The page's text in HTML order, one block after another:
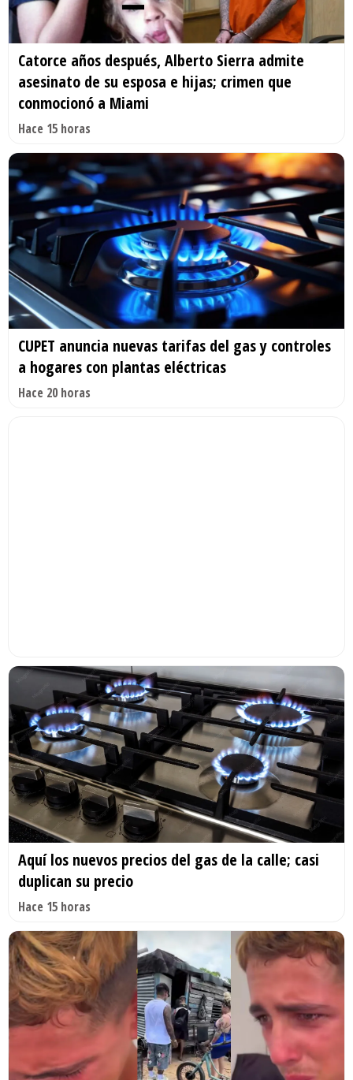
Catorce años después, Alberto Sierra admite
asesinato de su esposa e hijas; crimen que
conmocionó a Miami
Hace 15 horas
CUPET anuncia nuevas tarifas del gas y controles
a hogares con plantas eléctricas
Hace 20 horas
Aquí los nuevos precios del gas de la calle; casi
duplican su precio
Hace 15 horas